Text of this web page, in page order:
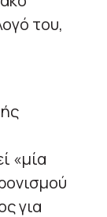
του,
«μία
για